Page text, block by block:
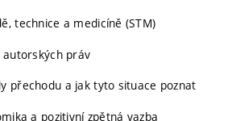
technice a medicíně (STM)
autorských práv
přechodu a jak tyto situace poznat
a pozitivní zpětná vazba